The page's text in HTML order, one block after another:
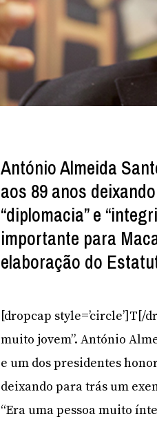
António Almeida
aos 89 anos
“diplomacia” e
importante para
elaboração do
[dropcap style=’circle’]T[/
muito jovem”. António
e um dos presidentes
deixando para trás um
“Era uma pessoa muito